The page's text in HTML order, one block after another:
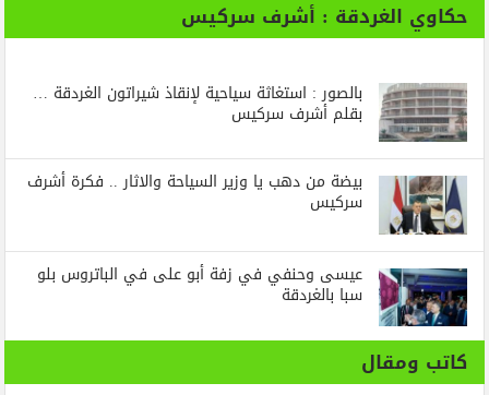
حكاوي الغردقة : أشرف سركيس
بالصور : استغاثة سياحية لإنقاذ شيراتون الغردقة …
بقلم أشرف سركيس
بيضة من دهب يا وزير السياحة والاثار .. فكرة أشرف
سركيس
عيسى وحنفي في زفة أبو على في الباتروس بلو
سبا بالغردقة
كاتب ومقال